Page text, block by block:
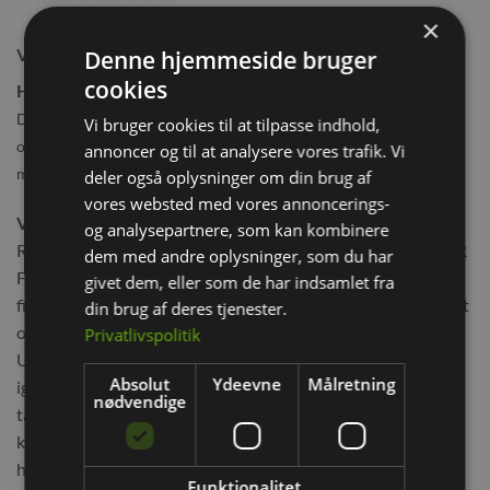
Vi har markedets bedste udvalg af kvalitet hø!
Hvorfor er hø så vigtigt?
Den vigtigste del i enhver kanins kost skal være frisk græs eller hø
og derfor har vi et stort udvalg af de bedste mærker der er på
markedet.
Vi har følgende mærker.
ReadiGrass, Hubertus, Science Selective, To Gode Naboer, JR
Farm, Alpe hø og mange flere top mærker. Det høje
fiberindhold der er i hø, hjælper din gnaver eller kanin med at
opretholde god tarmsundhed og ikke mindst deres tænder.
Uden fibre fra f.eks hø kan fordøjelsessystemet ikke komme
igennem tarmen uden din kanin vil have ondt og kaninens
tænder, der vokser hele livet, vil ikke slides ned. Hvis
kaninens tænder ikke slides ned, skal man til dyrlægen og
have dem slebet, da kaninen ellers kan få smerter hvis der
×
Denne hjemmeside bruger
cookies
Vi bruger cookies til at tilpasse indhold,
annoncer og til at analysere vores trafik. Vi
deler også oplysninger om din brug af
vores websted med vores annoncerings-
og analysepartnere, som kan kombinere
dem med andre oplysninger, som du har
givet dem, eller som de har indsamlet fra
din brug af deres tjenester.
Privatlivspolitik
Absolut
nødvendige
Ydeevne Målretning